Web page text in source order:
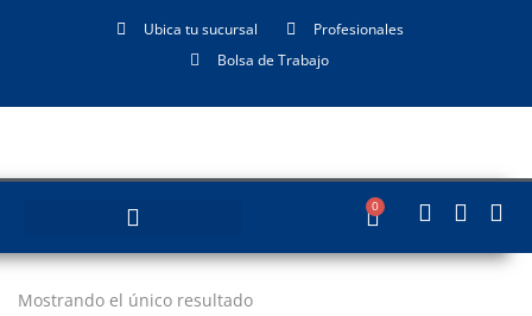
Ubica tu sucursal
Profesionales
Bolsa de Trabajo
0
Mostrando el único resultado